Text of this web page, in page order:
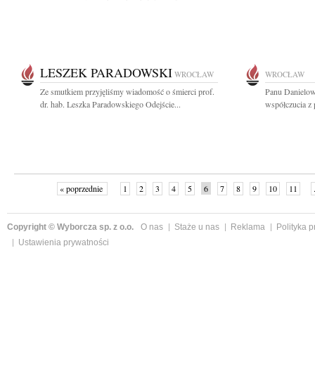
LESZEK PARADOWSKI WROCŁAW
Ze smutkiem przyjęliśmy wiadomość o śmierci prof.
dr. hab. Leszka Paradowskiego Odejście...
WROCŁAW
Panu
współczucia
« poprzednie 1 2 3 4 5 6 7 8 9 10 11
Copyright © Wyborcza sp. z o.o. O nas Staże u nas Reklama
Polityka
Ustawienia prywatności